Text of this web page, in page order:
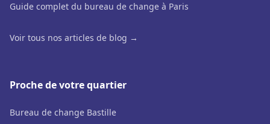
Guide complet du bureau de change à Paris
Voir tous nos articles de blog →
Proche de votre quartier
Bureau de change Bastille